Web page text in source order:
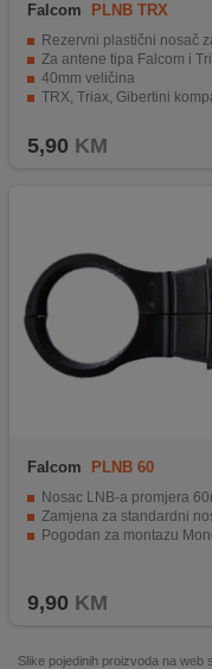
Falcom PLNB TRX
Rezervni plastični nosač za
Za antene tipa Falcom i
40mm veličina
TRX, Triax, Gibertini
5,90 KM
Falcom PLNB 60
Nosac LNB-a promjera
Zamjena za standardni nosac promjera
Pogodan za montazu Monoblock-a sa
9,90 KM
Slike pojedinih proizvoda na